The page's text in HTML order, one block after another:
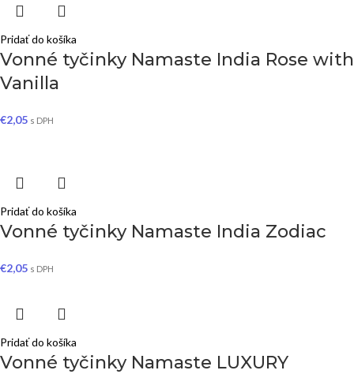
Pridať do košíka
Vonné tyčinky Namaste India Rose with
Vanilla
€2,05 s DPH
Pridať do košíka
Vonné tyčinky Namaste India Zodiac
€2,05 s DPH
Pridať do košíka
Vonné tyčinky Namaste LUXURY